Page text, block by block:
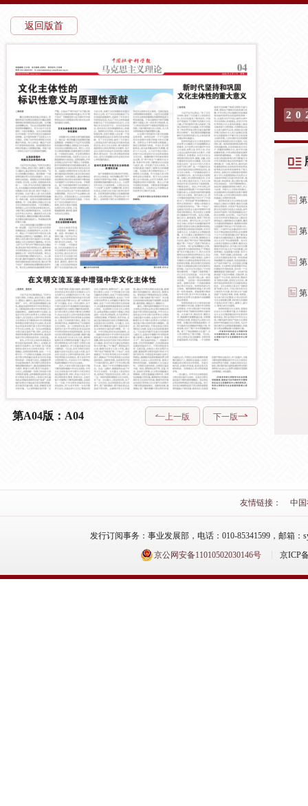
返回版首
第A04版：A04 上一版 下一版
2 0
友情链接： 中
发行订阅事务：事业发展部，电话：010-85341599，邮箱：
京公网安备11010502030146号
京ICP